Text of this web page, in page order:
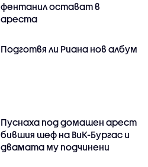
фентанил остават в
ареста
Подготвя ли Риана нов албум
Пуснаха под домашен арест
бившия шеф на ВиК-Бургас и
двамата му подчинени